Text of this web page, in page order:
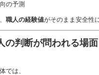
の予測
職人の経験値がそのまま安全性
の判断が問われる場面
では、